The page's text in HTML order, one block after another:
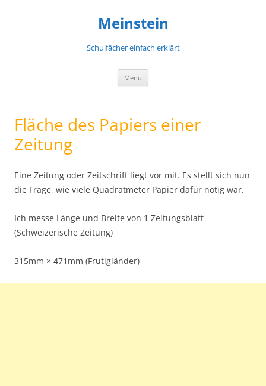
Meinstein
Schulfächer einfach erklärt
Menü
Fläche des Papiers einer
Zeitung
Eine Zeitung oder Zeitschrift liegt vor mit. Es stellt sich nun
die Frage, wie viele Quadratmeter Papier dafür nötig war.
Ich messe Länge und Breite von 1 Zeitungsblatt
(Schweizerische Zeitung)
315mm × 471mm (Frutigländer)